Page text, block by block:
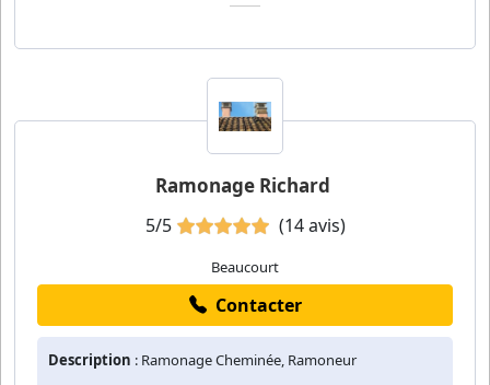
Ramonage Richard
5/5 (14 avis)
Beaucourt
Contacter
Description : Ramonage Cheminée, Ramoneur